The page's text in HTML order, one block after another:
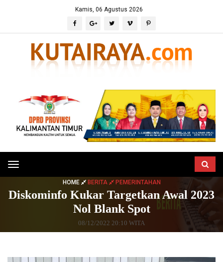
Kamis, 06 Agustus 2026
Toggle
navigation
HOME BERITA PEMERINTAHAN
Diskominfo Kukar Targetkan Awal 2023
Nol Blank Spot
08/12/2022 20:10 WITA